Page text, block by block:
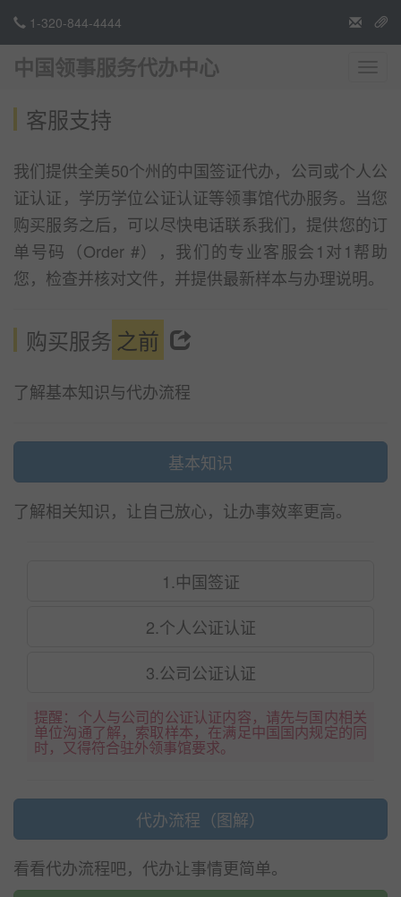
1-320-844-4444
中国领事服务代办中心
客服支持
我们提供全美50个州的中国签证代办，公司或个人公
证认证，学历学位公证认证等领事馆代办服务。当您
购买服务之后，可以尽快电话联系我们，提供您的订
单号码（Order #），我们的专业客服会1对1帮助
您，检查并核对文件，并提供最新样本与办理说明。
购买服务 之前
了解基本知识与代办流程
基本知识
了解相关知识，让自己放心，让办事效率更高。
1.中国签证
2.个人公证认证
3.公司公证认证
提醒：个人与公司的公证认证内容，请先与国内相关
单位沟通了解，索取样本，在满足中国国内规定的同
时，又得符合驻外领事馆要求。
代办流程（图解）
看看代办流程吧，代办让事情更简单。